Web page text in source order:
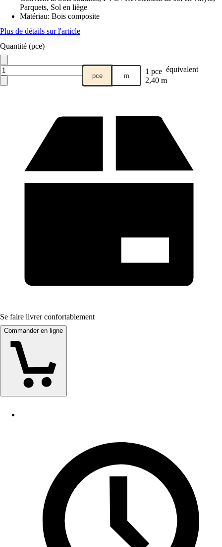
Parquets, Sol en liège
Matériau: Bois composite
Plus de détails sur l'article
Quantité (pce)
pce m 1 pce équivalent
2,40 m
Se faire livrer confortablement
Commander en ligne